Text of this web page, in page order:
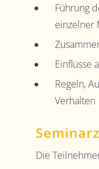
Führung
einzelner
Einflüsse
Regeln,
Verhalten
Die